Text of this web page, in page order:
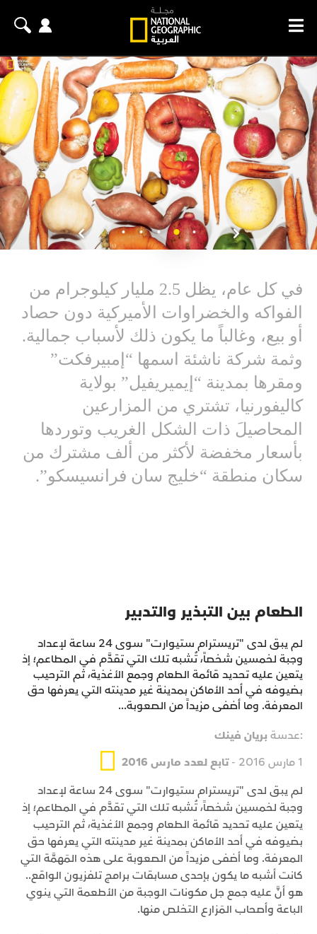
في كل عام، يظل 2.5 مليار كيلوجرام من
الفواكه والخضراوات الأميركية دون حصاد
أو بيع، وغالباً ما يكون ذلك لأسباب جمالية.
وثمة شركة ناشئة اسمها “إمبيرفكت”
ومقرها بمدينة “إيميريفيل” بولاية
كاليفورنيا، تشتري من المزارعين
المحاصيلَ ذات الشكل الغريب وتوردها
بأسعار مخفضة لأكثر من ألف مشترك من
سكان منطقة “خليج سان فرانسيسكو”.
الطعام بين التبذير والتدبير
لم يبق لدى "تريسترام ستيوارت" سوى 24 ساعة لإعداد
وجبة لخمسين شخصاً، تُشبه تلك التي تقدَّم في المطاعم؛ إذ
يتعين عليه تحديد قائمة الطعام وجمع الأغذية، ثم الترحيب
بضيوفه في أحد الأماكن بمدينة غير مدينته التي يعرفها حق
المعرفة. وما أضفى مزيداً من الصعوبة...
:عدسة بريان فينك
1 مارس 2016 -
تابع لعدد مارس 2016
لم يبق لدى "تريسترام ستيوارت" سوى 24 ساعة لإعداد
وجبة لخمسين شخصاً، تُشبه تلك التي تقدَّم في المطاعم؛ إذ
يتعين عليه تحديد قائمة الطعام وجمع الأغذية، ثم الترحيب
بضيوفه في أحد الأماكن بمدينة غير مدينته التي يعرفها حق
المعرفة. وما أضفى مزيداً من الصعوبة على هذه المَهمَّة التي
كانت أشبه ما يكون بإحدى مسابقات برامج تلفزيون الواقع..
هو أنَّ عليه جمع جل مكونات الوجبة من الأطعمة التي ينوي
الباعة وأصحاب المَزارع التخلص منها.